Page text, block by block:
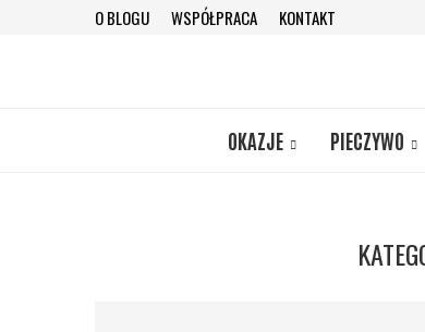
O BLOGU WSPÓŁPRACA KONTAKT
OKAZJE PIECZYWO